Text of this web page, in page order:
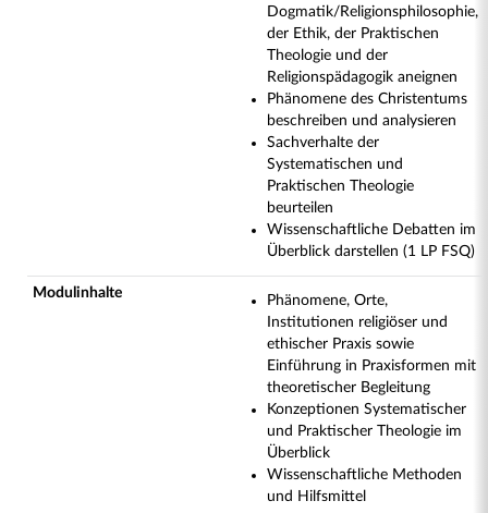
Dogmatik/Religionsphilosophie,
der Ethik, der Praktischen
Theologie und der
Religionspädagogik aneignen
Phänomene des Christentums
beschreiben und analysieren
Sachverhalte der
Systematischen und
Praktischen Theologie
beurteilen
Wissenschaftliche Debatten im
Überblick darstellen (1 LP FSQ)
Modulinhalte
Phänomene, Orte,
Institutionen religiöser und
ethischer Praxis sowie
Einführung in Praxisformen mit
theoretischer Begleitung
Konzeptionen Systematischer
und Praktischer Theologie im
Überblick
Wissenschaftliche Methoden
und Hilfsmittel